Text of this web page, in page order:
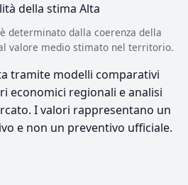
della stima Alta
determinato dalla coerenza della
valore medio stimato nel territorio.
tramite modelli comparativi
economici regionali e analisi
I valori rappresentano un
e non un preventivo ufficiale.